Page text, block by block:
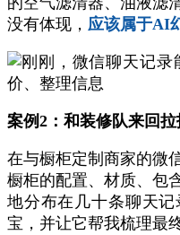
没有体现， 应该属于AI
案例2：和装修队来回
在与橱柜定制商家的微
橱柜的配置、材质、包
地分布在几十条聊天
宝，并让它帮我梳理最